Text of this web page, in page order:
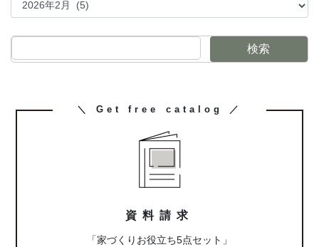
検索
カ
＼ Get free catalog ／
資料請求
「家づくりお役立ち5点セット」